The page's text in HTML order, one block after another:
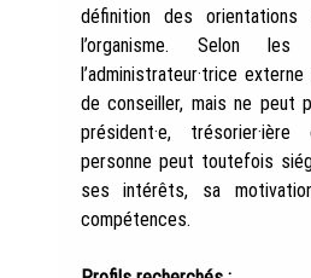
définition des
l’organisme. Selon les
l’administrateur·trice
de conseiller, mais ne peut
président·e,
personne peut toutefois
ses intérêts, sa
compétences.